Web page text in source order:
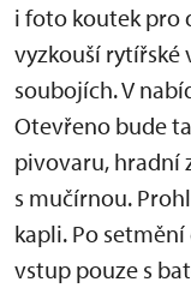
i foto koutek pro
vyzkouší rytířské
soubojích. V
Otevřeno bude
pivovaru, hradní
s mučírnou.
kapli. Po
vstup pouze s